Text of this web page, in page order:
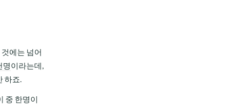
에는 넘어
명이라는데,
하죠.
중 한명이